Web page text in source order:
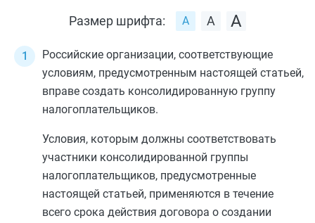
Размер шрифта:
Российские организации, соответствующие
условиям, предусмотренным настоящей статьей,
вправе создать консолидированную группу
налогоплательщиков.
Условия, которым должны соответствовать
участники консолидированной группы
налогоплательщиков, предусмотренные
настоящей статьей, применяются в течение
всего срока действия договора о создании